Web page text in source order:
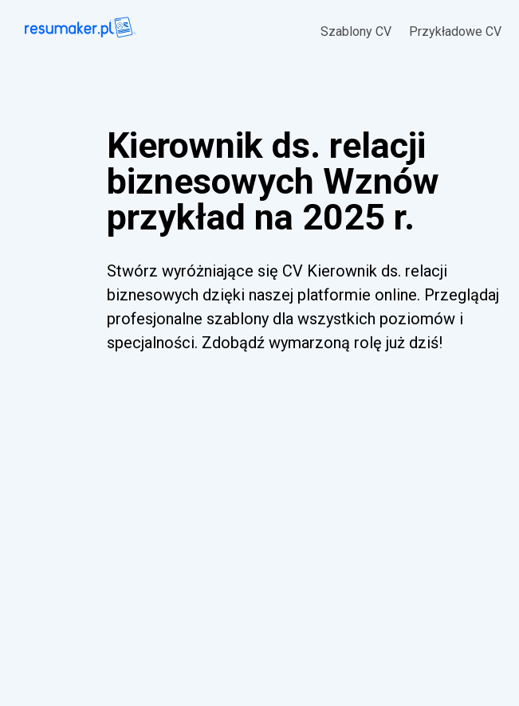
Szablony CV Przykładowe CV
Kierownik ds. relacji
biznesowych Wznów
przykład na 2025 r.
Stwórz wyróżniające się CV Kierownik ds. relacji
biznesowych dzięki naszej platformie online. Przeglądaj
profesjonalne szablony dla wszystkich poziomów i
specjalności. Zdobądź wymarzoną rolę już dziś!